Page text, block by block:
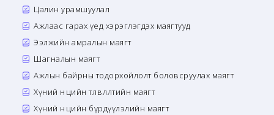
Цалин урамшуулал
Ажлаас гарах үед хэрэглэгдэх маягтууд
Ээлжийн амралын маягт
Шагналын маягт
Ажлын байрны тодорхойлолт боловсруулах маягт
Хүний нөөцийн төлөвлөлтийн маягт
Хүний нөөцийн бүрдүүлэлийн маягт